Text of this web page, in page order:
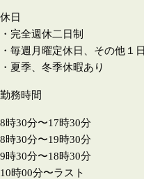
休日
・完全週休二日制
・毎週月曜定休日、その他１
・夏季、冬季休暇あり
勤務時間
8時30分〜17時30分
8時30分〜19時30分
9時30分〜18時30分
10時00分〜ラスト